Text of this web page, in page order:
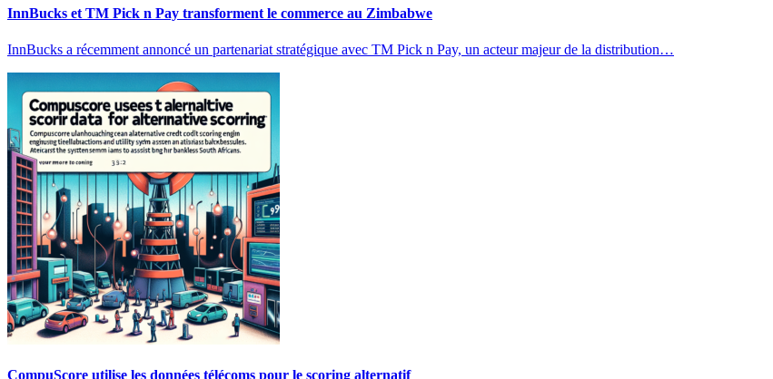
InnBucks et TM Pick n Pay transforment le commerce au Zimbabwe
InnBucks a récemment annoncé un partenariat stratégique avec TM Pick n Pay, un acteur majeur de la distribution…
CompuScore utilise les données télécoms pour le scoring alternatif